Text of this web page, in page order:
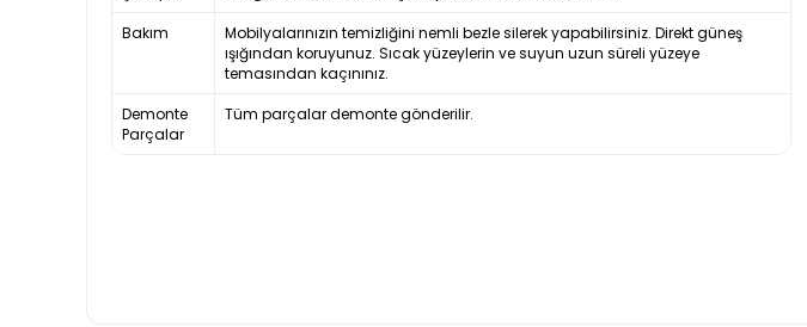
Bakım
Mobilyalarınızın temizliğini nemli bezle silerek yapabilirsiniz. Direkt güneş
ışığından koruyunuz. Sıcak yüzeylerin ve suyun uzun süreli yüzeye
temasından kaçınınız.
Demonte
Parçalar
Tüm parçalar demonte gönderilir.